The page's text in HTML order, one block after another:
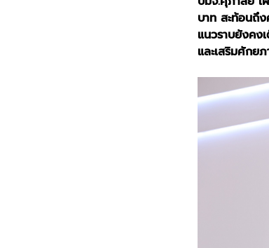
บาท สะท้อนถึ
แนวราบยังค
และเสริมศักย